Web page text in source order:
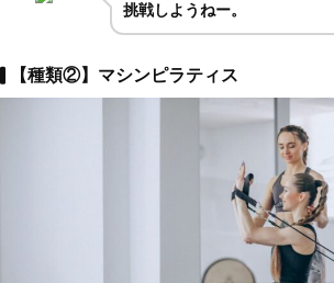
挑戦しようねー。
【種類②】マシンピラティス